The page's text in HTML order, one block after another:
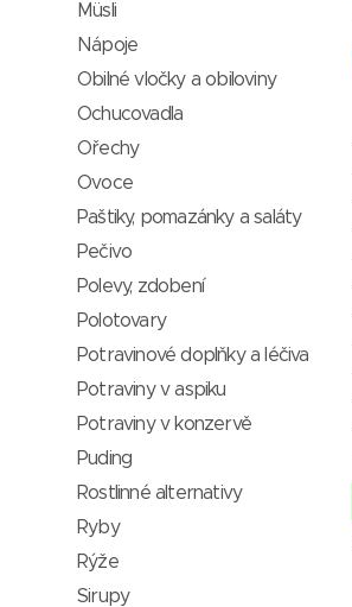
Müsli
Nápoje
Obilné vločky a obiloviny
Ochucovadla
Ořechy
Ovoce
Paštiky, pomazánky a saláty
Pečivo
Polevy, zdobení
Polotovary
Potravinové doplňky a léčiva
Potraviny v aspiku
Potraviny v konzervě
Puding
Rostlinné alternativy
Ryby
Rýže
Sirupy